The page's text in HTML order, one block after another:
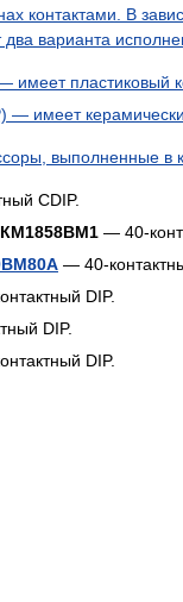
контактами. В
варианта
имеет пластиковый
— имеет
выполненные в
CDIP.
КМ1858ВМ1 — 40-
— 40-
DIP.
DIP.
DIP.